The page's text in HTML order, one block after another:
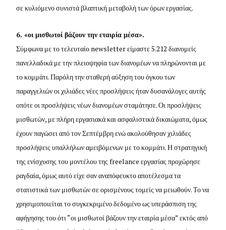
σε κυλιόμενο συνιστά βλαπτική μεταβολή των όρων εργασίας.
6. «οι μισθωτοί βάζουν την εταιρία μέσα».
Σύμφωνα με το τελευταίο newsletter είμαστε 5.212 διανομείς
πανελλαδικά με την πλειοψηφία των διανομέων να πληρώνονται με
το κομμάτι. Παρόλη την σταθερή αύξηση του όγκου των
παραγγελιών οι χιλιάδες νέες προσλήψεις ήταν δυσανάλογες αυτής
οπότε οι προσλήψεις νέων διανομέων σταμάτησε. Οι προσλήψεις
μισθωτών, με πλήρη εργασιακά και ασφαλιστικά δικαιώματα, όμως
έχουν παγώσει από τον Σεπτέμβρη ενώ ακολούθησαν χιλιάδες
προσλήψεις υπαλλήλων αμειβόμενων με το κομμάτι. Η στρατηγική
της ενίσχυσης του μοντέλου της freelance εργασίας προχώρησε
ραγδαία, όμως αυτό είχε σαν αναπόφευκτο αποτέλεσμα τα
στατιστικά των μισθωτών σε ορισμένους τομείς να μειωθούν. Το να
χρησιμοποιείται το συγκεκριμένο δεδομένο ως υπεράσπιση της
αφήγησης του ότι “οι μισθωτοί βάζουν την εταιρία μέσα” εκτός από